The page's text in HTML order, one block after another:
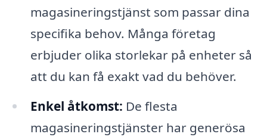
magasineringstjänst som passar dina
specifika behov. Många företag
erbjuder olika storlekar på enheter så
att du kan få exakt vad du behöver.
Enkel åtkomst: De flesta
magasineringstjänster har generösa